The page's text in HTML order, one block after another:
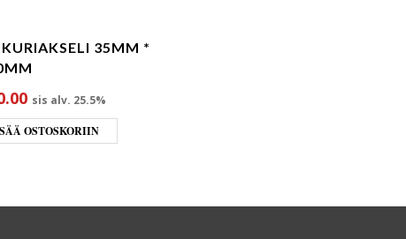
35MM *
sis alv. 25.5%
OSTOSKORIIN